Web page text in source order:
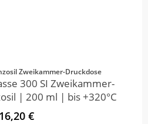
Zweikammer-Druckdose
300 SI Zweikammer-
| 200 ml | bis +320°C
16,20 €